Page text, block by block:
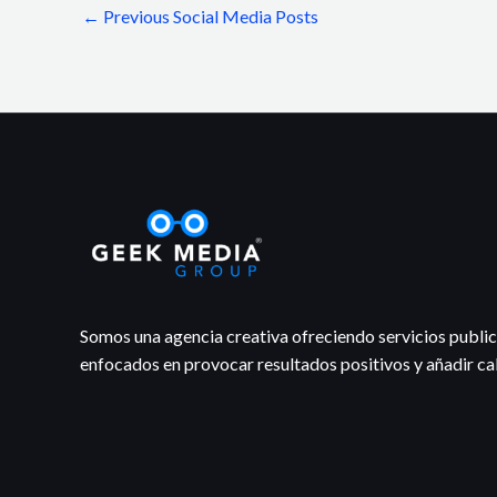
← Previous Social Media Posts
Somos una agencia creativa ofreciendo servicios
enfocados en provocar resultados positivos y añadir